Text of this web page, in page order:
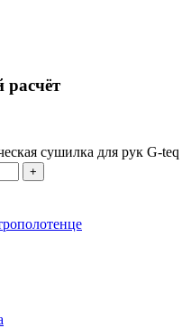
сушилка для рук G-teq